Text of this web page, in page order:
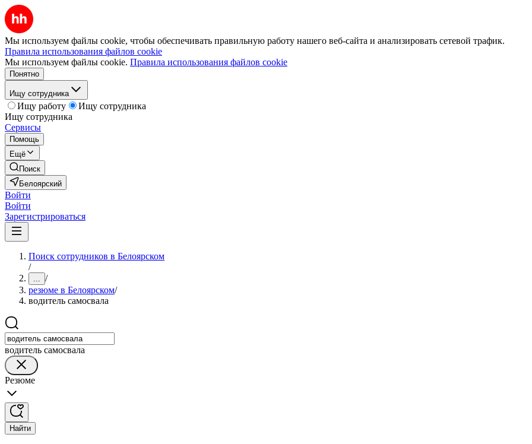
Мы используем файлы cookie, чтобы обеспечивать правильную работу нашего веб-сайта и анализировать сетевой трафик.
Правила использования файлов cookie
Мы используем файлы cookie. Правила использования файлов cookie
Понятно
Ищу сотрудника
Ищу работу
Ищу сотрудника
Ищу сотрудника
Сервисы
Помощь
Ещё
Поиск
Белоярский
Войти
Войти
Зарегистрироваться
Поиск сотрудников в Белоярском
/
... /
резюме в Белоярском/
водитель самосвала
водитель самосвала
Резюме
Найти